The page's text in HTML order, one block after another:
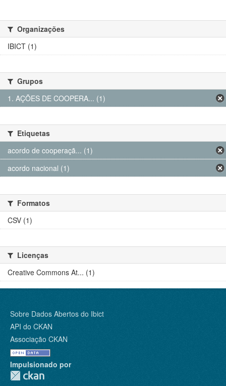
Organizações
IBICT (1)
Grupos
1. AÇÕES DE COOPERA... (1)
Etiquetas
acordo de cooperaçã... (1)
acordo nacional (1)
Formatos
CSV (1)
Licenças
Creative Commons At... (1)
Sobre Dados Abertos do Ibict
API do CKAN
Associação CKAN
Impulsionado por